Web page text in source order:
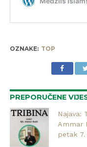
OZNAKE: TOP
PREPORUČENE
Najava:
Ammar
petak